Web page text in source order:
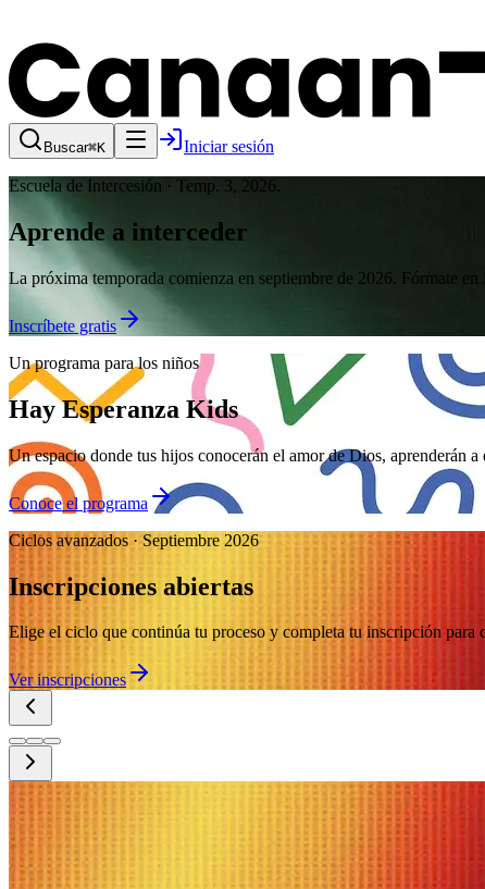
Buscar⌘K Iniciar sesión
Escuela de Intercesión · Temp. 3, 2026.
Aprende a interceder
La próxima temporada comienza en septiembre de 2026. Fórmate
Inscríbete gratis
Un programa para los niños
Hay Esperanza Kids
Un espacio donde tus hijos conocerán el amor de Dios, aprenderán
Conoce el programa
Ciclos avanzados · Septiembre 2026
Inscripciones abiertas
Elige el ciclo que continúa tu proceso y completa tu inscripción para
Ver inscripciones